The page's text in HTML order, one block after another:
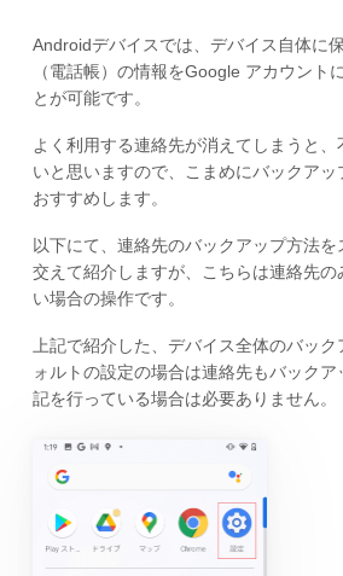
Androidデバイスでは、デバイス自体に
（電話帳）の情報をGoogle アカウント
とが可能です。
よく利用する連絡先が消えてしまうと
いと思いますので、こまめにバックア
おすすめします。
以下にて、連絡先のバックアップ方法
交えて紹介しますが、こちらは連絡先の
い場合の操作です。
上記で紹介した、デバイス全体のバッ
ォルトの設定の場合は連絡先もバック
記を行っている場合は必要ありません。